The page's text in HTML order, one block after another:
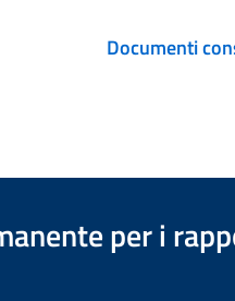
Documenti
per i